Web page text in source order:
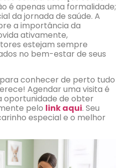
é apenas uma formalidade;
da jornada de saúde. A
a importância da
ativamente,
estejam sempre
no bem-estar de seus
conhecer de perto tudo
Agendar uma visita é
oportunidade de obter
pelo link aqui. Seu
especial e o melhor